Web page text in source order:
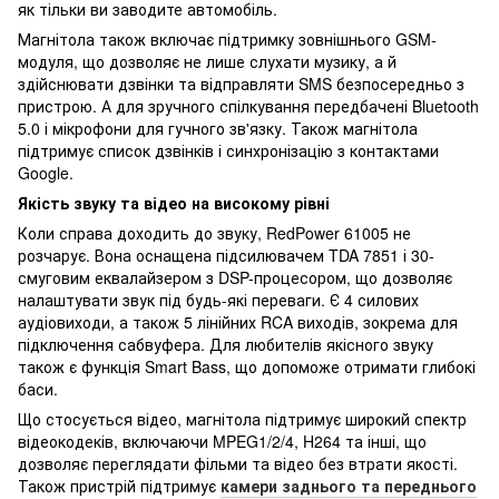
як тільки ви заводите автомобіль.
Магнітола також включає підтримку зовнішнього GSM-
модуля, що дозволяє не лише слухати музику, а й
здійснювати дзвінки та відправляти SMS безпосередньо з
пристрою. А для зручного спілкування передбачені Bluetooth
5.0 і мікрофони для гучного зв'язку. Також магнітола
підтримує список дзвінків і синхронізацію з контактами
Google.
Якість звуку та відео на високому рівні
Коли справа доходить до звуку, RedPower 61005 не
розчарує. Вона оснащена підсилювачем TDA 7851 і 30-
смуговим еквалайзером з DSP-процесором, що дозволяє
налаштувати звук під будь-які переваги. Є 4 силових
аудіовиходи, а також 5 лінійних RCA виходів, зокрема для
підключення сабвуфера. Для любителів якісного звуку
також є функція Smart Bass, що допоможе отримати глибокі
баси.
Що стосується відео, магнітола підтримує широкий спектр
відеокодеків, включаючи MPEG1/2/4, H264 та інші, що
дозволяє переглядати фільми та відео без втрати якості.
Також пристрій підтримує камери заднього та переднього